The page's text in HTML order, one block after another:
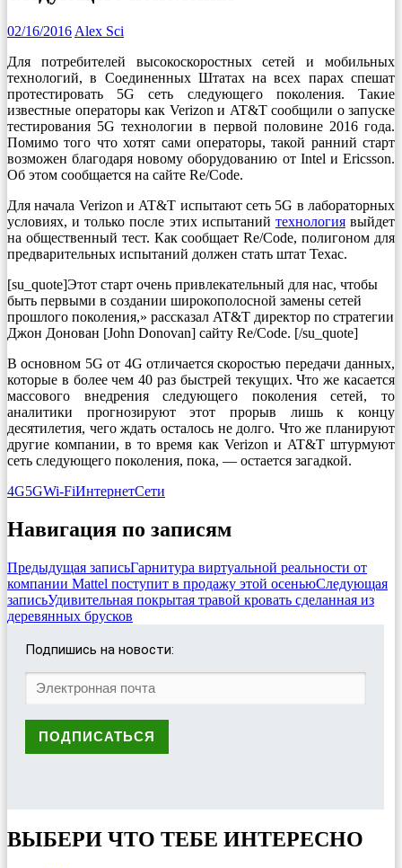
02/16/2016 Alex Sci
Для потребителей высокоскоростных сетей и мобильных
технологий, в Соединенных Штатах на всех парах спешат
протестировать 5G сеть следующего поколения. Такие
известные операторы как Verizon и AT&T сообщили о запуске
тестирования 5G технологии в первой половине 2016 года.
Помимо того что хотят сами операторы, такой ранний старт
возможен благодаря новому оборудованию от Intel и Ericsson.
Об этом сообщается на сайте Re/Code.
Для начала Verizon и AT&T испытают сеть 5G в лабораторных
условиях, и только после этих испытаний технологиявыйдет
на общественный тест. Как сообщает Re/Code, полигоном для
предварительных испытаний должен стать штат Техас.
[su_quote]Этот старт очень привлекательный для нас, чтобы
быть первыми в создании широкополосной замены сетей
прошлого поколения,» рассказал AT&T директор по стратегии
Джон Донован [John Donovan] сайту Re/Code. [/su_quote]
В основном 5G от 4G отличается скоростью передачи данных,
которые в более чем 40 раз быстрей текущих. Что же касается
массового внедрения следующего поколения сетей, то
аналитики прогнозируют этот прорыв лишь к концу
десятилетия, чего ждать осталось не долго. Что же планируют
другие компании, в то время как Verizon и AT&T штурмуют
сеть следующего поколения, пока, — остается загадкой.
4G5GWi-FiИнтернетСети
Навигация по записям
Предыдущая записьГарнитура виртуальной реальности от
компании Mattel поступит в продажу этой осеньюСледующая
записьУдивительная покрытая травой кровать сделанная из
деревянных брусков
Подпишись на новости:
ВЫБЕРИ ЧТО ТЕБЕ ИНТЕРЕСНО